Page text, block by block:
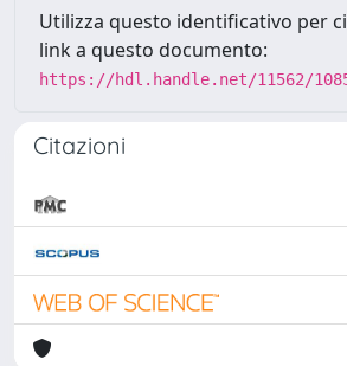
Utilizza questo identificativo per
link a questo documento:
https://hdl.handle.net/11562/
Citazioni